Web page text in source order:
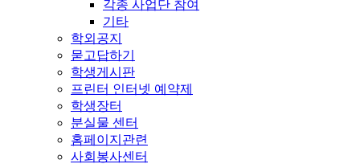
각종 사업단 참여
기타
학외공지
묻고답하기
학생게시판
프린터 인터넷 예약제
학생장터
분실물 센터
홈페이지관련
사회봉사센터